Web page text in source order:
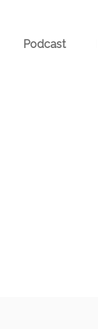
Podcast